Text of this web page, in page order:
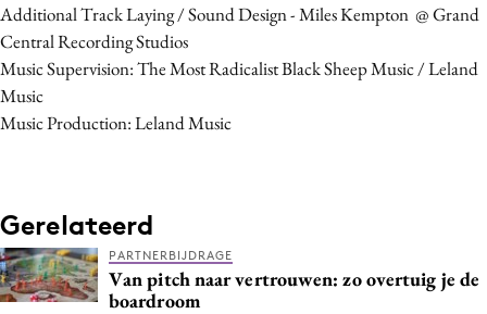
Additional Track Laying / Sound Design - Miles Kempton @ Grand
Central Recording Studios
Music Supervision: The Most Radicalist Black Sheep Music / Leland
Music
Music Production: Leland Music
Gerelateerd
PARTNERBIJDRAGE
Van pitch naar vertrouwen: zo overtuig je de
boardroom